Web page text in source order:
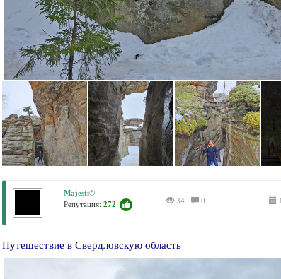
Majesti©
Репутация:272 34 0
Путешествие в Свердловскую область